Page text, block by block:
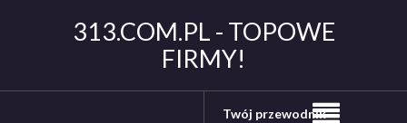
313.COM.PL - TOPOWE
FIRMY!
Twój przewodnik